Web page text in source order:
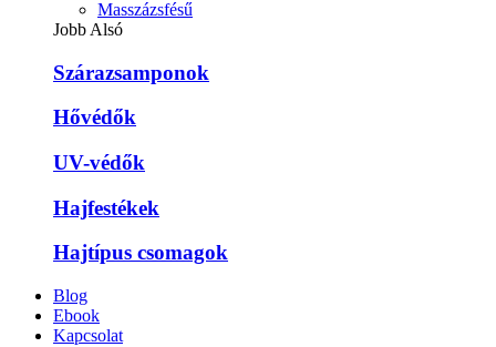
Masszázsfésű
Jobb Alsó
Szárazsamponok
Hővédők
UV-védők
Hajfestékek
Hajtípus csomagok
Blog
Ebook
Kapcsolat